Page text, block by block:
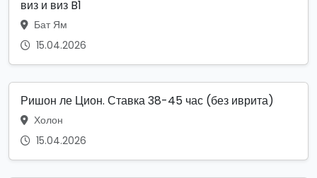
виз и виз B1
Бат Ям
15.04.2026
Ришон ле Цион. Ставка 38-45 час (без иврита)
Холон
15.04.2026